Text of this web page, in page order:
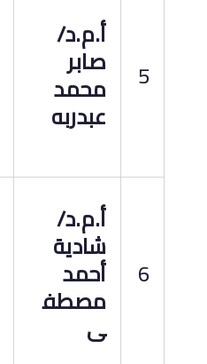
5
أ.م.د/
صابر
محمد
عبدربه
6
أ.م.د/
شادية
أحمد
مصطف
ى